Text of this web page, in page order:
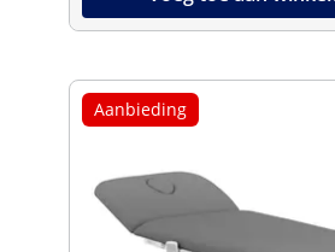
Aanbieding